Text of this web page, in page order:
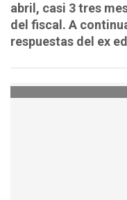
abril, casi 3 tres
del fiscal. A
respuestas del ex